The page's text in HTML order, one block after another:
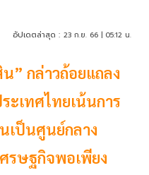
อัปเดตล่าสุด : 23 ก.ย. 66 | 05:12 น.
” กล่าวถ้อยแถลง
ะเทศไทยเน้นการ
เป็นศูนย์กลาง
รษฐกิจพอเพียง